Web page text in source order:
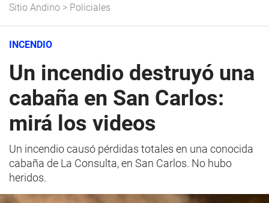
Sitio Andino > Policiales
INCENDIO
Un incendio destruyó una
cabaña en San Carlos:
mirá los videos
Un incendio causó pérdidas totales en una conocida
cabaña de La Consulta, en San Carlos. No hubo
heridos.